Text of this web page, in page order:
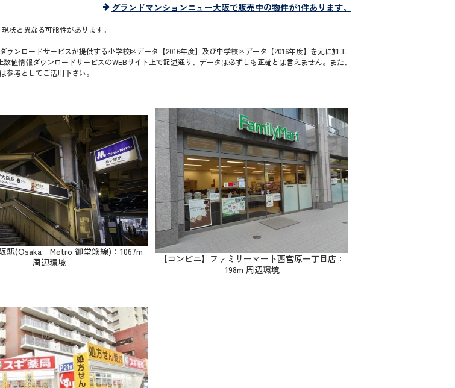
グランドマンションニュー大阪で販売中の物件が1件あります。
状と異なる可能性があります。
ンロードサービスが提供する小学校区データ【2016年度】及び中学校区データ【2016年度】を元に加工
値情報ダウンロードサービスのWEBサイト上で記述通り、データは必ずしも正確とは言えません。また、
考としてご活用下さい。
阪駅(Osaka Metro 御堂筋線)：1067m
周辺環境
【コンビニ】ファミリーマート西宮原一丁目店：
198m 周辺環境